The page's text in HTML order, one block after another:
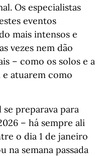
Os especialistas
eventos
mais intensos e
vezes nem dão
– como os solos e a
atuarem como
preparava para
– há sempre ali
o dia 1 de janeiro
na semana passada